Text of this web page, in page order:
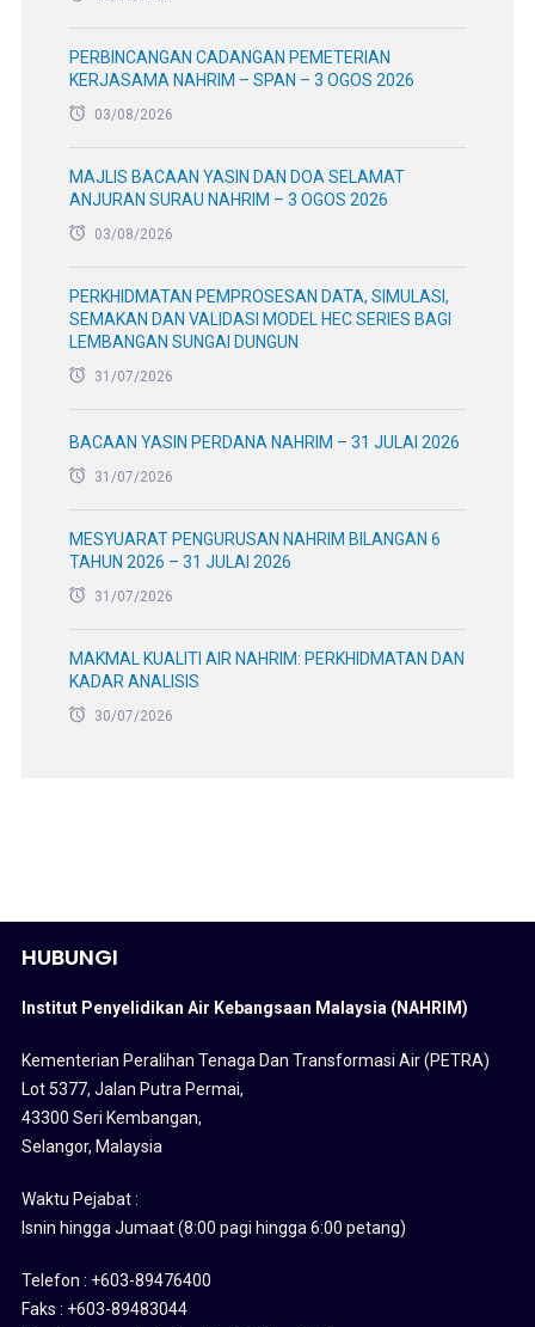
PERBINCANGAN CADANGAN PEMETERIAN
KERJASAMA NAHRIM – SPAN – 3 OGOS 2026
03/08/2026
MAJLIS BACAAN YASIN DAN DOA SELAMAT
ANJURAN SURAU NAHRIM – 3 OGOS 2026
03/08/2026
PERKHIDMATAN PEMPROSESAN DATA, SIMULASI,
SEMAKAN DAN VALIDASI MODEL HEC SERIES BAGI
LEMBANGAN SUNGAI DUNGUN
31/07/2026
BACAAN YASIN PERDANA NAHRIM – 31 JULAI 2026
31/07/2026
MESYUARAT PENGURUSAN NAHRIM BILANGAN 6
TAHUN 2026 – 31 JULAI 2026
31/07/2026
MAKMAL KUALITI AIR NAHRIM: PERKHIDMATAN DAN
KADAR ANALISIS
30/07/2026
HUBUNGI
Institut Penyelidikan Air Kebangsaan Malaysia (NAHRIM)
Kementerian Peralihan Tenaga Dan Transformasi Air (PETRA)
Lot 5377, Jalan Putra Permai,
43300 Seri Kembangan,
Selangor, Malaysia
Waktu Pejabat :
Isnin hingga Jumaat (8:00 pagi hingga 6:00 petang)
Telefon : +603-89476400
Faks : +603-89483044